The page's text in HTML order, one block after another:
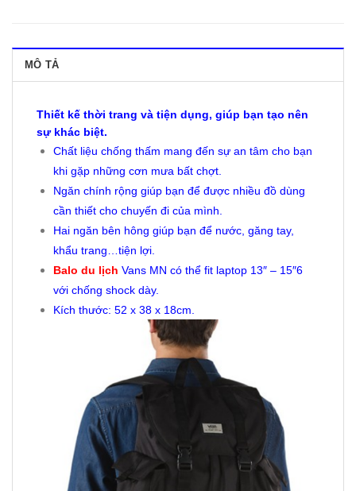
MÔ TẢ
Thiết kế thời trang và tiện dụng, giúp bạn tạo nên
sự khác biệt.
Chất liệu chống thấm mang đến sự an tâm cho bạn
khi gặp những cơn mưa bất chợt.
Ngăn chính rộng giúp bạn để được nhiều đồ dùng
cần thiết cho chuyến đi của mình.
Hai ngăn bên hông giúp bạn để nước, găng tay,
khẩu trang…tiện lợi.
Balo du lịch Vans MN có thể fit laptop 13″ – 15″6
với chống shock dày.
Kích thước: 52 x 38 x 18cm.